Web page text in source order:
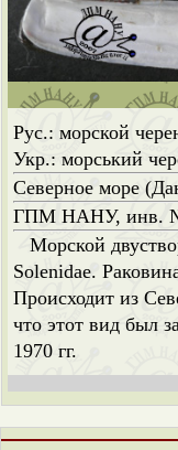
Рус.: морской
Укр.: морський
Северное море
ГПМ НАНУ, инв.
Морской
Solenidae.
Происходит из
что этот вид был
1970 гг.